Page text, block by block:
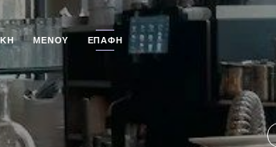
ΜΕΝΟΎ ΕΠΑΦΉ